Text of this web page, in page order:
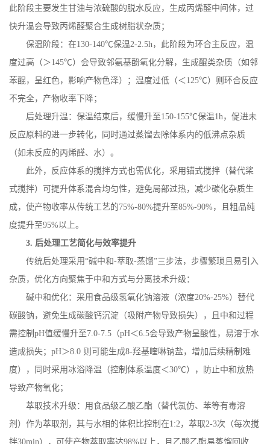
此阶段主要发生甘油与浓硫酸的脱水反应，生成丙烯醛中间体，过
快升温会导致丙烯醛聚合生成树脂状杂质；
保温阶段：在130-140℃保温2-2.5h ，此阶段为环合主反应，温
度过高（＞145℃）会导致邻氨基酚氧化分解，生成醌类杂质（如邻
苯醌，呈红色，影响产物色泽）；温度过低（＜125℃）则环合反应
不完全，产物收率下降；
后处理升温：保温结束后，缓慢升至150-155℃保温1h ，促进未
反应原料的进一步转化，同时通过蒸馏去除体系内的低沸点杂质
（如未反应的丙烯醛、水）。
此外，反应体系的搅拌方式也需优化，采用锚式搅拌（替代桨
式搅拌）可提升体系混合均匀性，避免局部过热，减少碳化杂质生
成，使产物收率从传统工艺的75%-80%提升至85%-90%，且粗品纯
度提升至95%以上。
3. 后处理工艺简化与效率提升
传统后处理采用“碱中和-萃取-蒸馏”三步法，步骤繁琐且易引入
杂质，优化方向聚焦于中和方式与分离技术升级：
碱中和优化：采用食品级氢氧化钠溶液（浓度20%-25%）替代
碳酸钠，避免生成碳酸钙沉淀（吸附产物导致损失），且中和过程
需控制 pH值缓慢升至7.0-7.5 （pH＜6.5会导致产物呈酸性，易溶于水
造成损失； pH＞8.0 则可能生成8-羟基喹啉钠盐，增加后续精制难
度），同时采用冰浴降温（控制体系温度＜30℃），防止中和放热
导致产物氧化；
萃取技术升级：用食品级乙酸乙酯（替代氯仿、苯等有毒溶
剂）作为萃取剂，其与水相的体积比控制在1:2 ，萃取2-3次（每次搅
拌30min），可使产物萃取率达98%以上，且乙酸乙酯易蒸馏回收